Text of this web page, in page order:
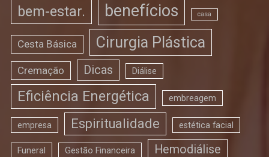
bem-estar. benefícios casa
Cesta Básica Cirurgia Plástica
Cremação Dicas Diálise
Eficiência Energética embreagem
empresa Espiritualidade estética facial
Funeral Gestão Financeira Hemodiálise